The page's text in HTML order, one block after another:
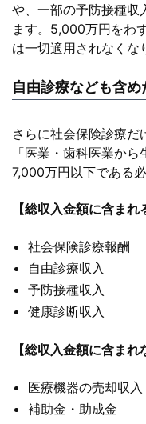
や、一部の予防接種収
ます。5,000万円をわ
は一切適用されなくな
自由診療なども含
さらに社会保険診療だ
「医業・歯科医業か
7,000万円以下である
【総収入金額に含まれ
社会保険診療報酬
自由診療収入
予防接種収入
健康診断収入
【総収入金額に含まれ
医療機器の売却収入
補助金・助成金